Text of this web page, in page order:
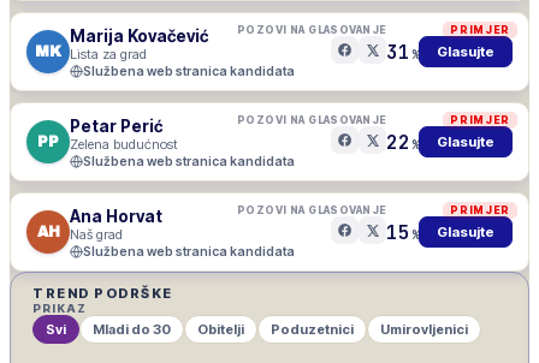
PRIMJER
MK
Marija Kovačević
Lista za grad
POZOVI NA GLASOVANJE
Službena web stranica kandidata
31 % Glasujte
PRIMJER
PP
Petar Perić
Zelena budućnost
POZOVI NA GLASOVANJE
Službena web stranica kandidata
22 % Glasujte
PRIMJER
AH
Ana Horvat
Naš grad
POZOVI NA GLASOVANJE
Službena web stranica kandidata
15 % Glasujte
TREND PODRŠKE
PRIKAZ
Svi Mladi do 30 Obitelji Poduzetnici Umirovljenici